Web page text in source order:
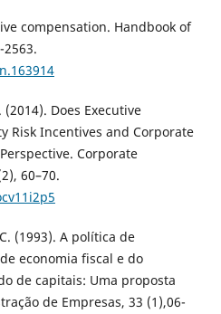
compensation. Handbook of
Does Executive
Risk Incentives and Corporate
Corporate
60–70.
(1993). A política de
economia fiscal e do
de capitais: Uma proposta
de Empresas, 33 (1),06-